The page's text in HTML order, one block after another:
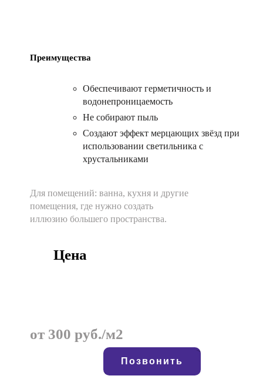
Преимущества
Обеспечивают герметичность и
водонепроницаемость
Не собирают пыль
Создают эффект мерцающих звёзд при
использовании светильника с
хрустальниками
Для помещений: ванна, кухня и другие
помещения, где нужно создать
иллюзию большего пространства.
Цена
от 300 руб./м2
Позвонить